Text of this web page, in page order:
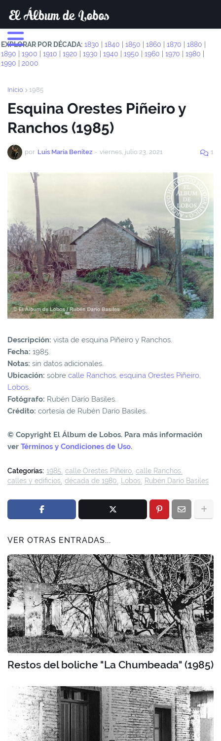
EXPLORAR POR DÉCADA: 1830 1840 1850 1860 1870 1880
1890
1900 1910 1920 1930 1940 1950 1960 1970 1980
1990
2000
Inicio 1985
Esquina Orestes Piñeiro y
Ranchos (1985)
por Luis María Benítez - viernes, julio 23, 2021 1
Descripción: vista de esquina Piñeiro y Ranchos.
Fecha: 1985.
Notas: sin datos adicionales.
Ubicación: sobre calle Ranchos, esquina Orestes Piñeiro,
Lobos.
Fotógrafo: Rubén Darío Basiles.
Crédito: cortesía de Rubén Darío Basiles.
© Copyright El Álbum de Lobos. Para más información
ver Términos y Condiciones de Uso.
Categorías: 1985 calle Orestes Piñeiro calle Ranchos
calles y edificios década de 1980 Lobos Rubén Darío Basiles
VER OTRAS ENTRADAS...
Restos del boliche "La Chumbeada" (1985)